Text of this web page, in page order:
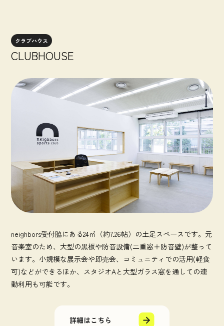
クラブハウス
CLUBHOUSE
neighbors受付脇にある24㎡（約7.26帖）の土足スペースです。元
音楽室のため、大型の黒板や防音設備(二重窓＋防音壁)が整って
います。小規模な展示会や即売会、コミュニティでの活用(軽食
可)などができるほか、スタジオAと大型ガラス窓を通しての連
動利用も可能です。
詳細はこちら